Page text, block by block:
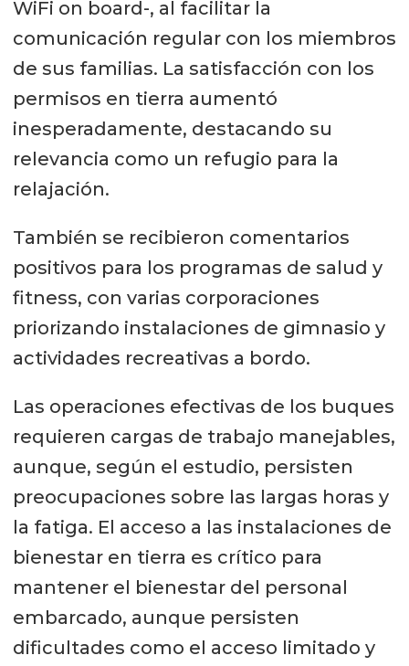
WiFi on board-, al facilitar la
comunicación regular con los miembros
de sus familias. La satisfacción con los
permisos en tierra aumentó
inesperadamente, destacando su
relevancia como un refugio para la
relajación.
También se recibieron comentarios
positivos para los programas de salud y
fitness, con varias corporaciones
priorizando instalaciones de gimnasio y
actividades recreativas a bordo.
Las operaciones efectivas de los buques
requieren cargas de trabajo manejables,
aunque, según el estudio, persisten
preocupaciones sobre las largas horas y
la fatiga. El acceso a las instalaciones de
bienestar en tierra es crítico para
mantener el bienestar del personal
embarcado, aunque persisten
dificultades como el acceso limitado y